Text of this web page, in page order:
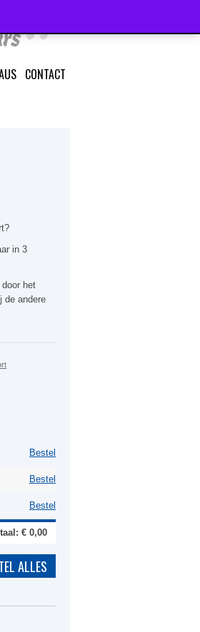
CONTACT
in 3
het
de andere
Bestel
Bestel
Bestel
€ 0,00